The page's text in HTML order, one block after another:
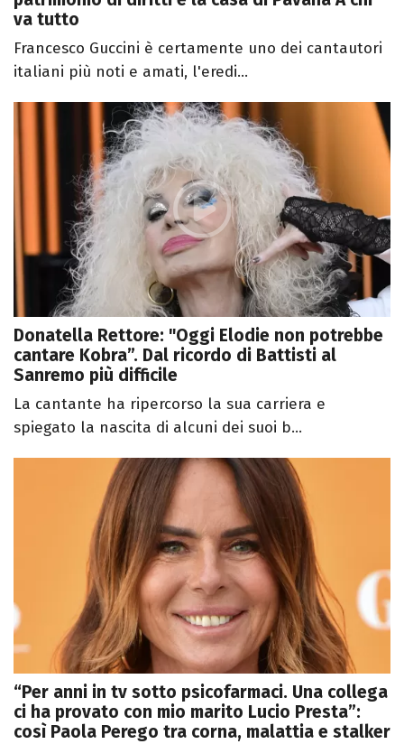
va tutto
Francesco Guccini è certamente uno dei cantautori
italiani più noti e amati, l'eredi...
Donatella Rettore: "Oggi Elodie non potrebbe
cantare Kobra”. Dal ricordo di Battisti al
Sanremo più difficile
La cantante ha ripercorso la sua carriera e
spiegato la nascita di alcuni dei suoi b...
“Per anni in tv sotto psicofarmaci. Una collega
ci ha provato con mio marito Lucio Presta”:
così Paola Perego tra corna, malattia e stalker